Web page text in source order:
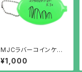
MJCラバーコインケー
ス（ジェットコースターv
er）
¥1,000